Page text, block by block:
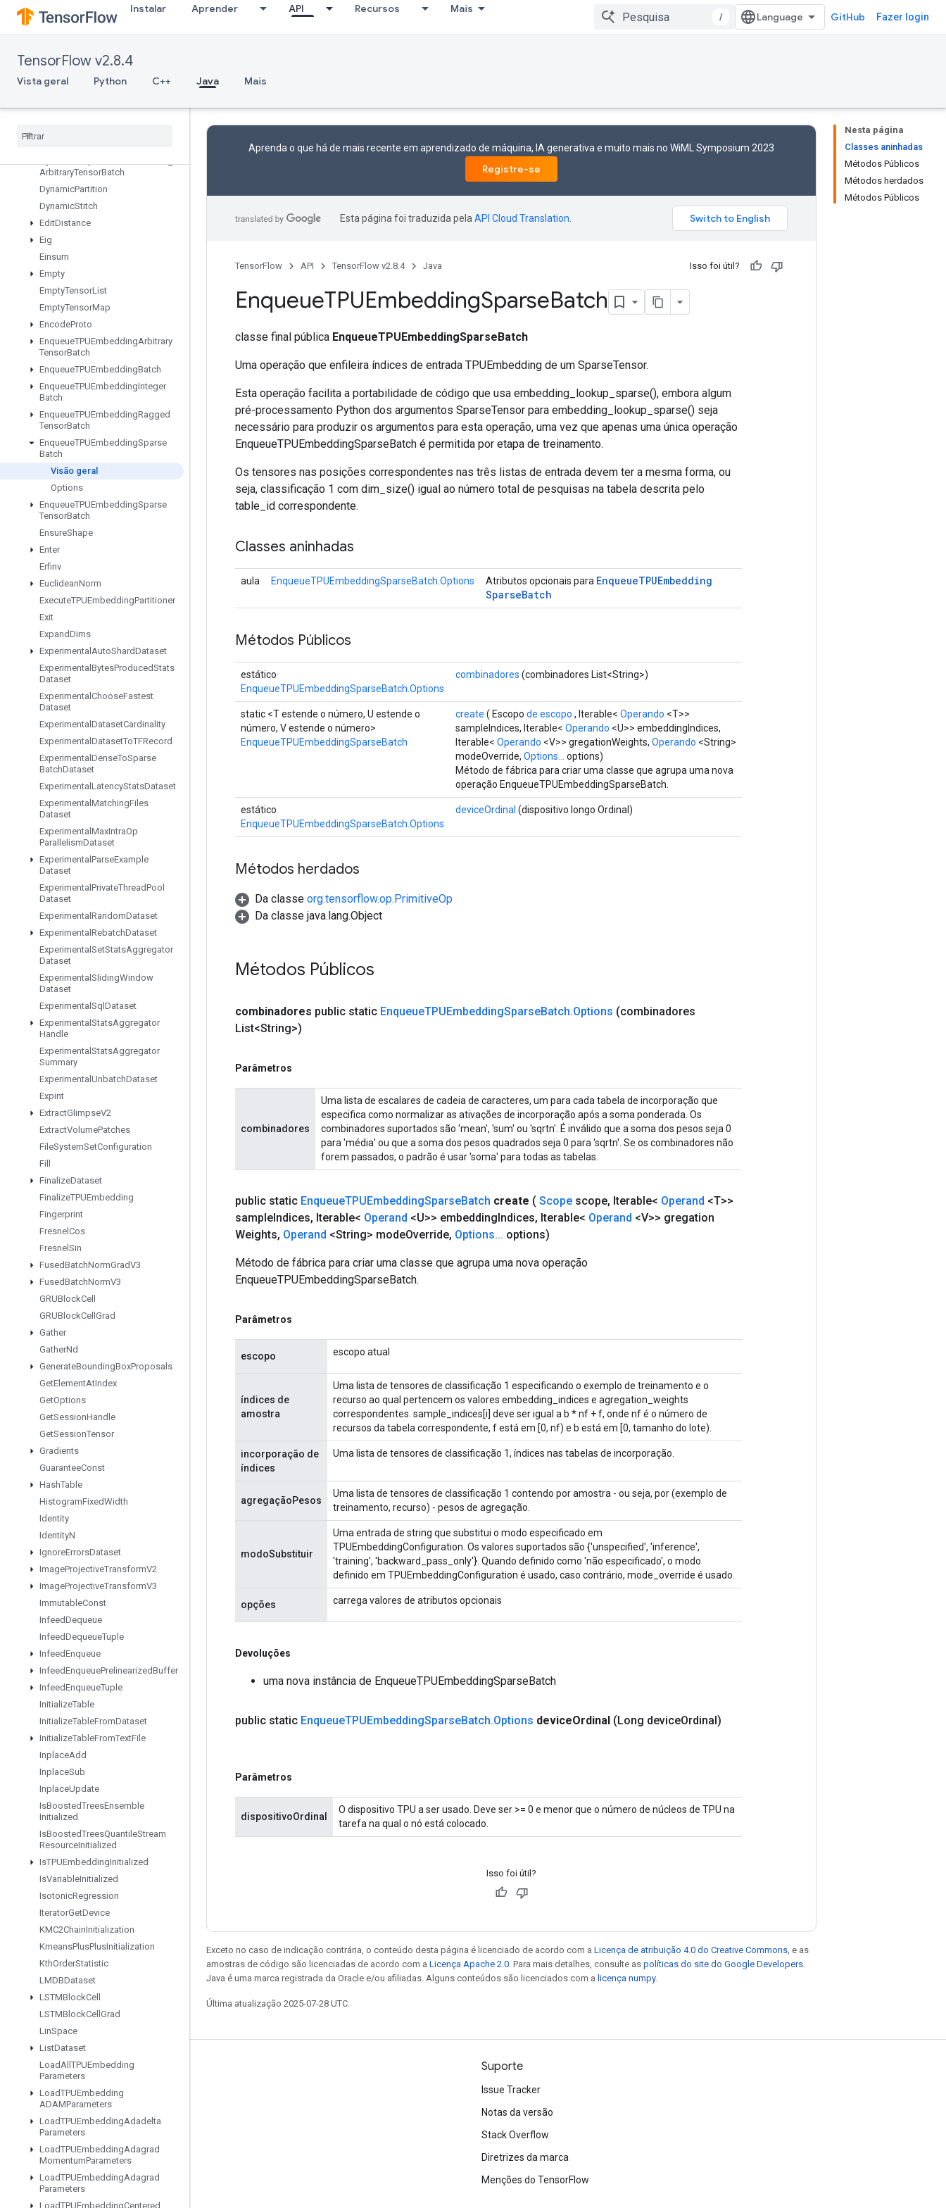
Instalar Aprender API Recursos Mais
/ GitHub Fazer login
TensorFlow v2.8.4
Vista geral Python C++ Java Mais
DestroyTemporaryVariable
DeviceIndex
DisableCopyOnRead
DistributedSave
DummyIterationCounter
ArbitraryTensorBatch
DynamicPartition
DynamicStitch
EditDistance
Eig
Einsum
Empty
EmptyTensorList
EmptyTensorMap
EncodeProto
EnqueueTPUEmbeddingArbitrary
TensorBatch
EnqueueTPUEmbeddingBatch
EnqueueTPUEmbeddingInteger
Batch
EnqueueTPUEmbeddingRagged
TensorBatch
EnqueueTPUEmbeddingSparse
Batch
Visão geral
Options
EnqueueTPUEmbeddingSparse
TensorBatch
EnsureShape
Enter
Erfinv
EuclideanNorm
ExecuteTPUEmbeddingPartitioner
Exit
ExpandDims
Experimental AutoShardDataset
Experimental BytesProducedStats
Dataset
Experimental ChooseFastest
Dataset
Experimental DatasetCardinality
Experimental DatasetToTFRecord
Experimental DenseToSparse
BatchDataset
Experimental LatencyStatsDataset
Experimental MatchingFiles
Dataset
Experimental MaxIntraOp
ParallelismDataset
Experimental ParseExample
Dataset
Experimental PrivateThreadPool
Dataset
Experimental RandomDataset
Experimental RebatchDataset
Experimental SetStatsAggregator
Dataset
Experimental SlidingWindow
Dataset
Experimental Sql Dataset
Experimental StatsAggregator
Handle
Experimental StatsAggregator
Summary
Experimental UnbatchDataset
Expint
ExtractGlimpseV2
ExtractVolumePatches
FileSystemSetConfiguration
Fill
FinalizeDataset
FinalizeTPUEmbedding
Fingerprint
Fresnel Cos
Fresnel Sin
FusedBatchNormGradV3
FusedBatchNormV3
GRUBlockCell
GRUBlockCell Grad
Gather
GatherNd
GenerateBoundingBoxProposals
GetElementAtIndex
GetOptions
GetSessionHandle
GetSessionTensor
Gradients
GuaranteeConst
HashTable
HistogramFixedWidth
Identity
IdentityN
IgnoreErrorsDataset
ImageProjectiveTransformV2
ImageProjectiveTransformV3
ImmutableConst
InfeedDequeue
InfeedDequeueTuple
InfeedEnqueue
InfeedEnqueuePrelinearizedBuffer
InfeedEnqueueTuple
InitializeTable
InitializeTableFromDataset
InitializeTableFromTextFile
InplaceAdd
InplaceSub
InplaceUpdate
IsBoostedTreesEnsemble
Initialized
IsBoostedTreesQuantileStream
ResourceInitialized
IsTPUEmbeddingInitialized
IsVariableInitialized
IsotonicRegression
IteratorGetDevice
KMC2ChainInitialization
KmeansPlusPlusInitialization
KthOrderStatistic
LMDBDataset
LSTMBlockCell
LSTMBlockCell Grad
LinSpace
ListDataset
LoadAll TPUEmbedding
Parameters
LoadTPUEmbedding
ADAMParameters
LoadTPUEmbeddingAdadelta
Parameters
LoadTPUEmbeddingAdagrad
MomentumParameters
LoadTPUEmbeddingAdagrad
Parameters
LoadTPUEmbeddingCentered
Nesta página
Classes aninhadas
Métodos Públicos
Métodos herdados
Métodos Públicos
Aprenda o que há de mais recente em aprendizado de máquina, IA generativa e muito mais no WiML Symposium 2023
Registre-se
Esta página foi traduzida pela API Cloud Translation
TensorFlow API TensorFlow v2.8.4 Java Isso foi útil?
EnqueueTPUEmbeddingSparseBatch
classe final pública EnqueueTPUEmbeddingSparseBatch
Uma operação que enfileira índices de entrada TPUEmbedding de um SparseTensor.
Esta operação facilita a portabilidade de código que usa embedding_lookup_sparse(), embora algum
pré-processamento Python dos argumentos SparseTensor para embedding_lookup_sparse() seja
necessário para produzir os argumentos para esta operação, uma vez que apenas uma única operação
EnqueueTPUEmbeddingSparseBatch é permitida por etapa de treinamento.
Os tensores nas posições correspondentes nas três listas de entrada devem ter a mesma forma, ou
seja, classificação 1 com dim_size() igual ao número total de pesquisas na tabela descrita pelo
table_id correspondente.
Classes aninhadas
aula EnqueueTPUEmbeddingSparseBatch.Options Atributos opcionais para EnqueueTPUEmbedding
SparseBatch
Métodos Públicos
estático
EnqueueTPUEmbeddingSparseBatch.Options
combinadores (combinadores List<String>)
static <T estende o número, U estende o
número, V estende o número>
EnqueueTPUEmbeddingSparseBatch
create ( Escopo de escopo , Iterable< Operando <T>>
sampleIndices, Iterable< Operando <U>> embeddingIndices,
Iterable< Operando <V>> gregationWeights, Operando <String>
modeOverride, Options...
options)
Método de fábrica para criar uma classe que agrupa uma nova
operação EnqueueTPUEmbeddingSparseBatch.
estático
EnqueueTPUEmbeddingSparseBatch.Options
deviceOrdinal (dispositivo longo Ordinal)
Métodos herdados
Da classe org.tensorflow.op.PrimitiveOp
Da classe java.lang.Object
Métodos Públicos
combinadores public static EnqueueTPUEmbeddingSparseBatch.Options (combinadores
List<String>)
Parâmetros
combinadores
Uma lista de escalares de cadeia de caracteres, um para cada tabela de incorporação que
especifica como normalizar as ativações de incorporação após a soma ponderada. Os
combinadores suportados são 'mean', 'sum' ou 'sqrtn'. É inválido que a soma dos pesos seja 0
para 'média' ou que a soma dos pesos quadrados seja 0 para 'sqrtn'. Se os combinadores não
forem passados, o padrão é usar 'soma' para todas as tabelas.
public static EnqueueTPUEmbeddingSparseBatch create ( Scope scope, Iterable< Operand <T>>
sampleIndices, Iterable< Operand <U>> embeddingIndices, Iterable< Operand <V>> gregation
Weights, Operand <String> modeOverride, Options... options)
Método de fábrica para criar uma classe que agrupa uma nova operação
EnqueueTPUEmbeddingSparseBatch.
Parâmetros
escopo escopo atual
índices de
amostra
Uma lista de tensores de classificação 1 especificando o exemplo de treinamento e o
recurso ao qual pertencem os valores embedding_indices e agregation_weights
correspondentes. sample_indices[i] deve ser igual a b * nf + f, onde nf é o número de
recursos da tabela correspondente, f está em [0, nf) e b está em [0, tamanho do lote).
incorporação de
índices
Uma lista de tensores de classificação 1, índices nas tabelas de incorporação.
agregaçãoPesos
Uma lista de tensores de classificação 1 contendo por amostra - ou seja, por (exemplo de
treinamento, recurso) - pesos de agregação.
modoSubstituir
Uma entrada de string que substitui o modo especificado em
TPUEmbeddingConfiguration. Os valores suportados são {'unspecified', 'inference',
'training', 'backward_pass_only'}. Quando definido como 'não especificado', o modo
definido em TPUEmbeddingConfiguration é usado, caso contrário, mode_override é usado.
opções carrega valores de atributos opcionais
Devoluções
uma nova instância de EnqueueTPUEmbeddingSparseBatch
public static EnqueueTPUEmbeddingSparseBatch.Options deviceOrdinal (Long deviceOrdinal)
Parâmetros
dispositivoOrdinal
O dispositivo TPU a ser usado. Deve ser >= 0 e menor que o número de núcleos de TPU na
tarefa na qual o nó está colocado.
Isso foi útil?
Exceto no caso de indicação contrária, o conteúdo desta página é licenciado de acordo com a Licença de atribuição 4.0 do Creative Commons , e as
amostras de código são licenciadas de acordo com a Licença Apache 2.0 . Para mais detalhes, consulte as políticas do site do Google Developers
Java é uma marca registrada da Oracle e/ou afiliadas. Alguns conteúdos são licenciados com a licença numpy.
Última atualização 2025-07-28 UTC.
Permanecer conectado
Blog
GitHub
Twitter
YouTube
Suporte
Issue Tracker
Notas da versão
Stack Overflow
Diretrizes da marca
Menções do TensorFlow